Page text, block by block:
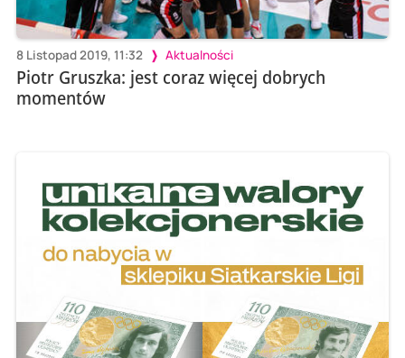
8 Listopad 2019, 11:32 Aktualności
Piotr Gruszka: jest coraz więcej dobrych
momentów